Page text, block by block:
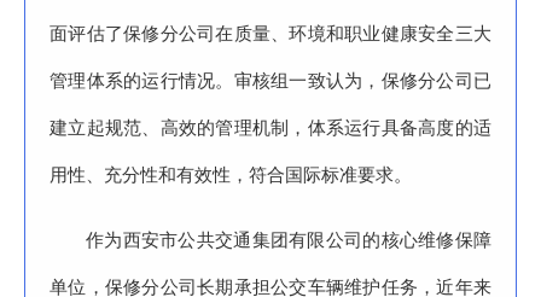
面评估了保修分公司在质量、环境和职业健康安全三大
管理体系的运行情况。审核组一致认为，保修分公司已
建立起规范、高效的管理机制，体系运行具备高度的适
用性、充分性和有效性，符合国际标准要求。
作为西安市公共交通集团有限公司的核心维修保障
单位，保修分公司长期承担公交车辆维护任务，近年来